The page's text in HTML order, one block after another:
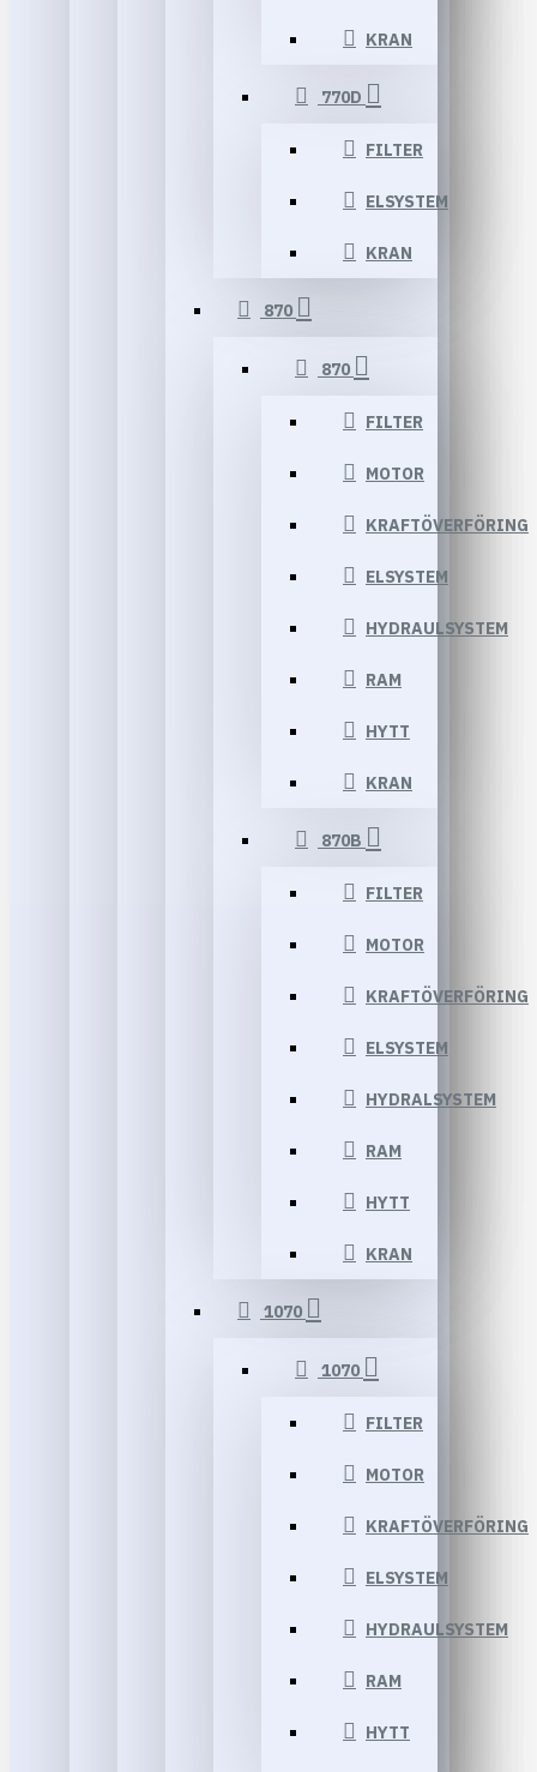
KRAN
770D
FILTER
ELSYSTEM
KRAN
870
870
FILTER
MOTOR
KRAFTÖVERFÖRING
ELSYSTEM
HYDRAULSYSTEM
RAM
HYTT
KRAN
870B
FILTER
MOTOR
KRAFTÖVERFÖRING
ELSYSTEM
HYDRALSYSTEM
RAM
HYTT
KRAN
1070
1070
FILTER
MOTOR
KRAFTÖVERFÖRING
ELSYSTEM
HYDRAULSYSTEM
RAM
HYTT